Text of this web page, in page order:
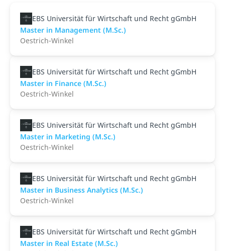
EBS Universität für Wirtschaft und Recht gGmbH
Master in Management (M.Sc.)
Oestrich-Winkel
EBS Universität für Wirtschaft und Recht gGmbH
Master in Finance (M.Sc.)
Oestrich-Winkel
EBS Universität für Wirtschaft und Recht gGmbH
Master in Marketing (M.Sc.)
Oestrich-Winkel
EBS Universität für Wirtschaft und Recht gGmbH
Master in Business Analytics (M.Sc.)
Oestrich-Winkel
EBS Universität für Wirtschaft und Recht gGmbH
Master in Real Estate (M.Sc.)